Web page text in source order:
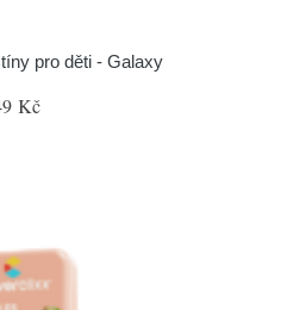
pro děti - Galaxy
Kč